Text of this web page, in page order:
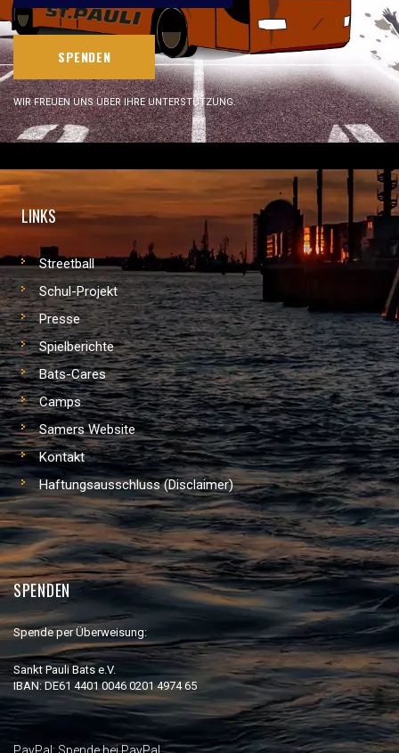
SPENDEN
WIR FREUEN UNS ÜBER IHRE UNTERSTÜTZUNG.
LINKS
Streetball
Schul-Projekt
Presse
Spielberichte
Bats-Cares
Camps
Samers Website
Kontakt
Haftungsausschluss (Disclaimer)
SPENDEN
Spende per Überweisung:
Sankt Pauli Bats e.V.
IBAN: DE61 4401 0046 0201 4974 65